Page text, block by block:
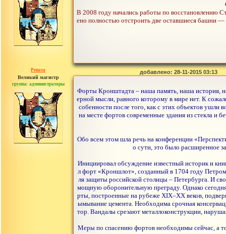
В 2008 году начались работы по
ено полностью отстроить две оставшиеся башни
Рената
Великий магистр
группа: администраторы
сообщений: 30442
добавлено: 28-11-2015 03:13
Форты Кронштадта – наша память, наша история,
ерной мысли, равного которому в мире нет. К
собенности после того, как с этих объектов ушли
на месте фортов современные здания из стекла и
Обо всем этом шла речь на конференции
о сути, это было расширенное
Инициировал обсуждение известный историк и
л форт «Кроншлот», созданный в 1704 году
ля защиты российской столицы – Петербурга. И
мощную оборонительную преграду. Однако
рты, построенные на рубеже XIX–XX веков,
ымывание цемента. Необходима срочная
тор. Вандалы срезают металлоконструкции,
Меры по спасению фортов необходимы сейчас, а